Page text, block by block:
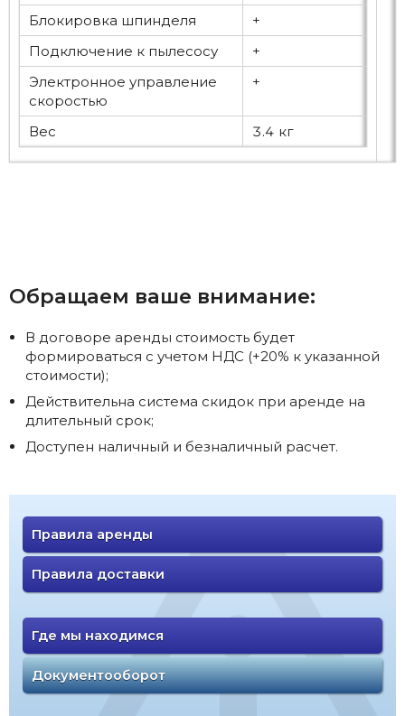
Блокировка шпинделя
+
Подключение к пылесосу
+
Электронное управление
скоростью
+
Вес 3.4 кг
Обращаем ваше внимание:
В договоре аренды стоимость будет
формироваться с учетом НДС (+20% к указанной
стоимости);
Действительна система скидок при аренде на
длительный срок;
Доступен наличный и безналичный расчет.
Правила аренды
Правила доставки
Где мы находимся
Документооборот